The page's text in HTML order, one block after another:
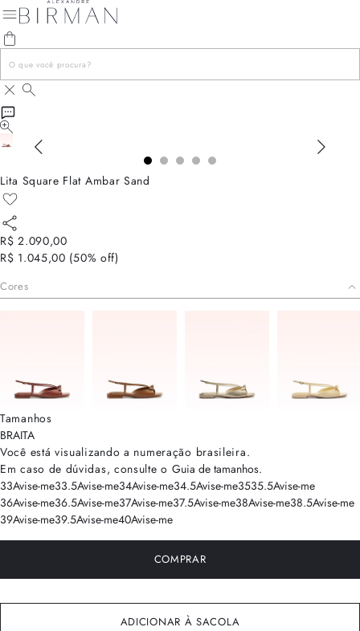
Lita Square Flat Ambar Sand
R$ 2.090,00
R$ 1.045,00 (50% off)
Cores
Tamanhos
BRAITA
Você está visualizando a numeração brasileira.
Em caso de dúvidas, consulte o Guia de tamanhos.
33Avise-me33.5Avise-me34Avise-me34.5Avise-me3535.5Avise-me
36Avise-me36.5Avise-me37Avise-me37.5Avise-me38Avise-me38.5Avise-me
39Avise-me39.5Avise-me40Avise-me
COMPRAR
ADICIONAR À SACOLA